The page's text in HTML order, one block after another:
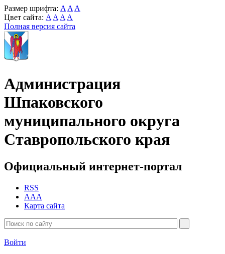
Размер шрифта: A A A
Цвет сайта: A A A A
Полная версия сайта
Администрация
Шпаковского
муниципального округа
Ставропольского края
Официальный интернет-портал
RSS
AAA
Карта сайта
Войти